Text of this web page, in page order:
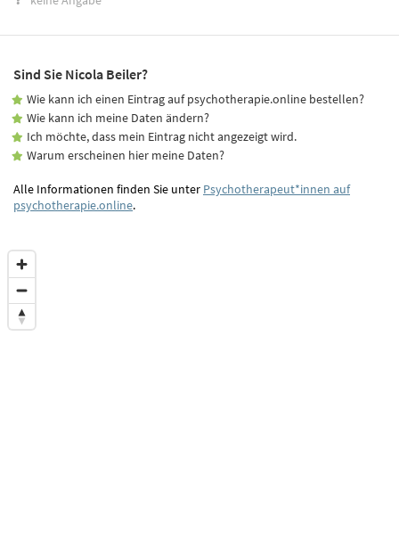
Sind Sie Nicola Beiler?
Wie kann ich einen Eintrag auf psychotherapie.online bestellen?
Wie kann ich meine Daten ändern?
Ich möchte, dass mein Eintrag nicht angezeigt wird.
Warum erscheinen hier meine Daten?
Alle Informationen finden Sie unter Psychotherapeut*innen auf
psychotherapie.online.